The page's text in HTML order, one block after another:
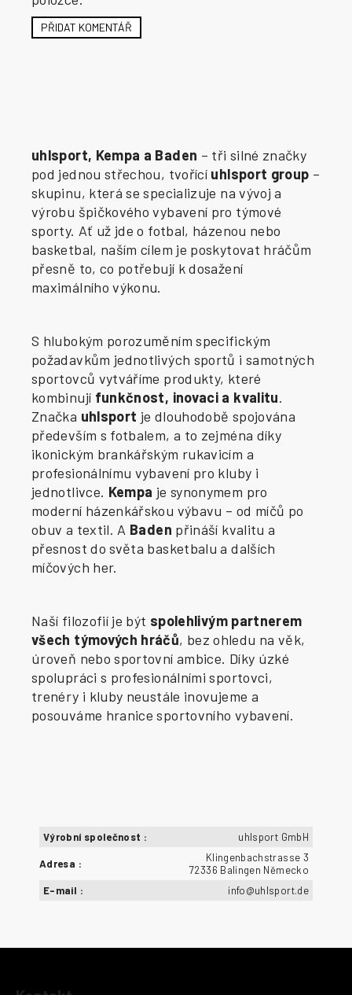
PŘIDAT KOMENTÁŘ
uhlsport, Kempa a Baden – tři silné značky
pod jednou střechou, tvořící uhlsport group –
skupinu, která se specializuje na vývoj a
výrobu špičkového vybavení pro týmové
sporty. Ať už jde o fotbal, házenou nebo
basketbal, naším cílem je poskytovat hráčům
přesně to, co potřebují k dosažení
maximálního výkonu.
S hlubokým porozuměním specifickým
požadavkům jednotlivých sportů i samotných
sportovců vytváříme produkty, které
kombinují funkčnost, inovaci a kvalitu.
Značka uhlsport je dlouhodobě spojována
především s fotbalem, a to zejména díky
ikonickým brankářským rukavicím a
profesionálnímu vybavení pro kluby i
jednotlivce. Kempa je synonymem pro
moderní házenkářskou výbavu – od míčů po
obuv a textil. A Baden přináší kvalitu a
přesnost do světa basketbalu a dalších
míčových her.
Naší filozofií je být spolehlivým partnerem
všech týmových hráčů, bez ohledu na věk,
úroveň nebo sportovní ambice. Díky úzké
spolupráci s profesionálními sportovci,
trenéry i kluby neustále inovujeme a
posouváme hranice sportovního vybavení.
Výrobní společnost : uhlsport GmbH
Adresa :
Klingenbachstrasse 3
72336 Balingen Německo
E-mail : info@uhlsport.de